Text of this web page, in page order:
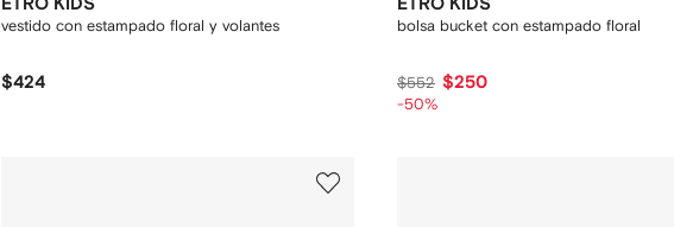
ETRO KIDS
vestido con estampado floral y volantes
$424
ETRO KIDS
bolsa bucket con estampado floral
$552 $250
-50%